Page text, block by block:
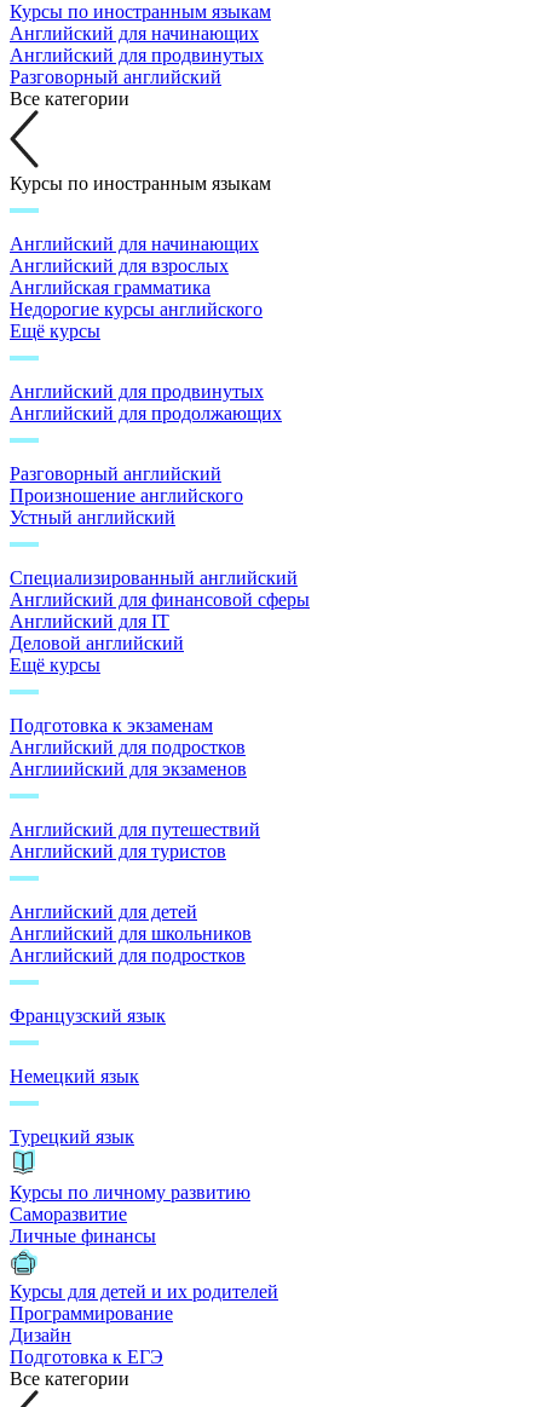
Курсы по иностранным языкам
Английский для начинающих
Английский для продвинутых
Разговорный английский
Все категории
Курсы по иностранным языкам
Английский для начинающих
Английский для взрослых
Английская грамматика
Недорогие курсы английского
Ещё курсы
Английский для продвинутых
Английский для продолжающих
Разговорный английский
Произношение английского
Устный английский
Специализированный английский
Английский для финансовой сферы
Английский для IT
Деловой английский
Ещё курсы
Подготовка к экзаменам
Английский для подростков
Англиийский для экзаменов
Английский для путешествий
Английский для туристов
Английский для детей
Английский для школьников
Английский для подростков
Французский язык
Немецкий язык
Турецкий язык
Курсы по личному развитию
Саморазвитие
Личные финансы
Курсы для детей и их родителей
Программирование
Дизайн
Подготовка к ЕГЭ
Все категории